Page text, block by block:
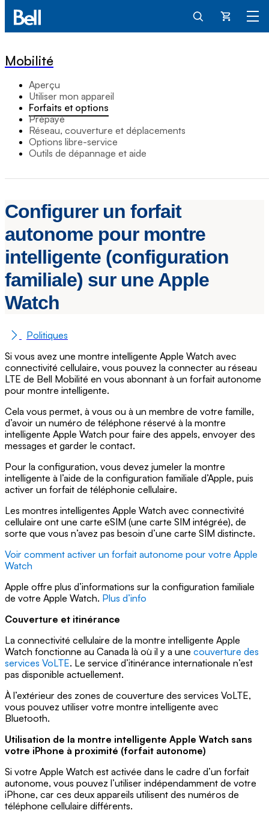
Panier
Mobilité
Aperçu
Utiliser mon appareil
Forfaits et options
Prépayé
Réseau, couverture et déplacements
Options libre-service
Outils de dépannage et aide
Configurer un forfait
autonome pour montre
intelligente (configuration
familiale) sur une Apple
Watch
Politiques
Si vous avez une montre intelligente Apple Watch avec
connectivité cellulaire, vous pouvez la connecter au réseau
LTE de Bell Mobilité en vous abonnant à un forfait autonome
pour montre intelligente.
Cela vous permet, à vous ou à un membre de votre famille,
d’avoir un numéro de téléphone réservé à la montre
intelligente Apple Watch pour faire des appels, envoyer des
messages et garder le contact.
Pour la configuration, vous devez jumeler la montre
intelligente à l’aide de la configuration familiale d’Apple, puis
activer un forfait de téléphonie cellulaire.
Les montres intelligentes Apple Watch avec connectivité
cellulaire ont une carte eSIM (une carte SIM intégrée), de
sorte que vous n’avez pas besoin d’une carte SIM distincte.
Voir comment activer un forfait autonome pour votre Apple
Watch
Apple offre plus d’informations sur la configuration familiale
de votre Apple Watch. Plus d’info
Couverture et itinérance
La connectivité cellulaire de la montre intelligente Apple
Watch fonctionne au Canada là où il y a une couverture des
services VoLTE. Le service d’itinérance internationale n’est
pas disponible actuellement.
À l’extérieur des zones de couverture des services VoLTE,
vous pouvez utiliser votre montre intelligente avec
Bluetooth.
Utilisation de la montre intelligente Apple Watch sans
votre iPhone à proximité (forfait autonome)
Si votre Apple Watch est activée dans le cadre d’un forfait
autonome, vous pouvez l’utiliser indépendamment de votre
iPhone, car ces deux appareils utilisent des numéros de
téléphone cellulaire différents.